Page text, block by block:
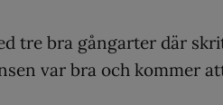
tre bra gångarter där
var bra och kommer